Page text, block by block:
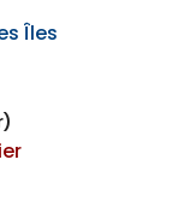
Îles